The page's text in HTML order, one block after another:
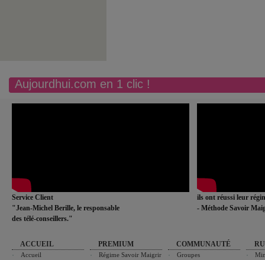
Aujourdhui.com en 1 clic !
Service Client
"Jean-Michel Berille, le responsable
des télé-conseillers."
ils ont réussi leur
- Méthode Savoir
ACCUEIL
Accueil
PREMIUM
Régime Savoir Maigrir
COMMUNAUTÉ
Groupes